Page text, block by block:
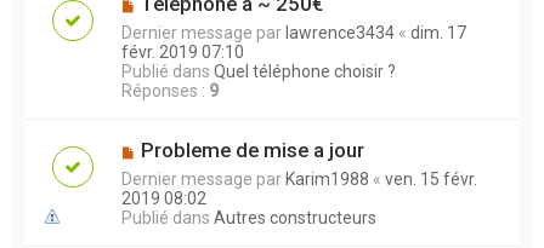
Dernier message par lawrence3434 « dim. 17
févr. 2019 07:10
Publié dans Quel téléphone choisir ?
Réponses : 9
Probleme de mise a jour
Dernier message par Karim1988 « ven. 15 févr.
2019 08:02
Publié dans Autres constructeurs